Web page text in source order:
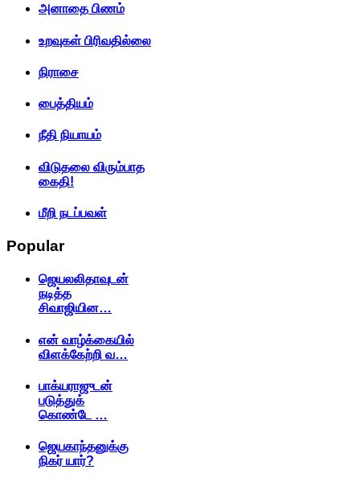
அனாதை பிணம்
உறவுகள் பிரிவதில்லை
நிராசை
பைத்தியம்
நீதி நியாயம்
விடுதலை விரும்பாத
கைதி!
மீறி நடப்பவள்
Popular
ஜெயலலிதாவுடன்
நடித்த
சிவாஜியின…
என் வாழ்க்கையில்
விளக்கேற்றி வ…
பாக்யராஜுடன்
படுத்துக்
கொண்டே …
ஜெயகாந்தனுக்கு
நிகர் யார்?